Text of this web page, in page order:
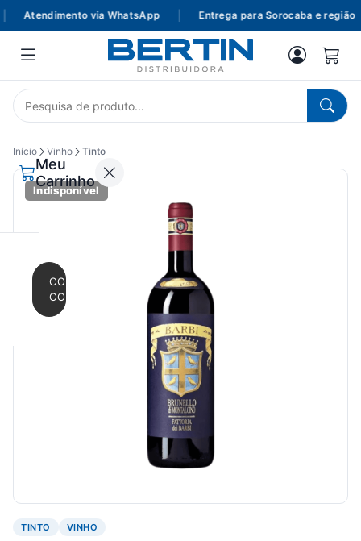
Atendimento via WhatsApp Entrega para Sorocaba e região
Meu
Carrinho
CONTINUAR
COMPRANDO
Início Vinho Tinto
Indisponível
TINTO VINHO